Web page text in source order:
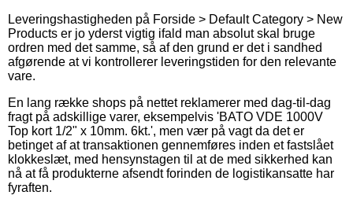
Leveringshastigheden på Forside > Default Category > New
Products er jo yderst vigtig ifald man absolut skal bruge
ordren med det samme, så af den grund er det i sandhed
afgørende at vi kontrollerer leveringstiden for den relevante
vare.
En lang række shops på nettet reklamerer med dag-til-dag
fragt på adskillige varer, eksempelvis 'BATO VDE 1000V
Top kort 1/2" x 10mm. 6kt.', men vær på vagt da det er
betinget af at transaktionen gennemføres inden et fastslået
klokkeslæt, med hensynstagen til at de med sikkerhed kan
nå at få produkterne afsendt forinden de logistikansatte har
fyraften.